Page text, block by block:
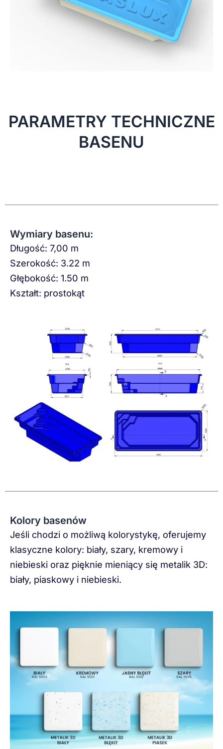
PARAMETRY TECHNICZNE
BASENU
Wymiary basenu:
Długość: 7,00 m
Szerokość: 3.22 m
Głębokość: 1.50 m
Kształt: prostokąt
Kolory basenów
Jeśli chodzi o możliwą kolorystykę, oferujemy
klasyczne kolory: biały, szary, kremowy i
niebieski oraz pięknie mieniący się metalik 3D:
biały, piaskowy i niebieski.